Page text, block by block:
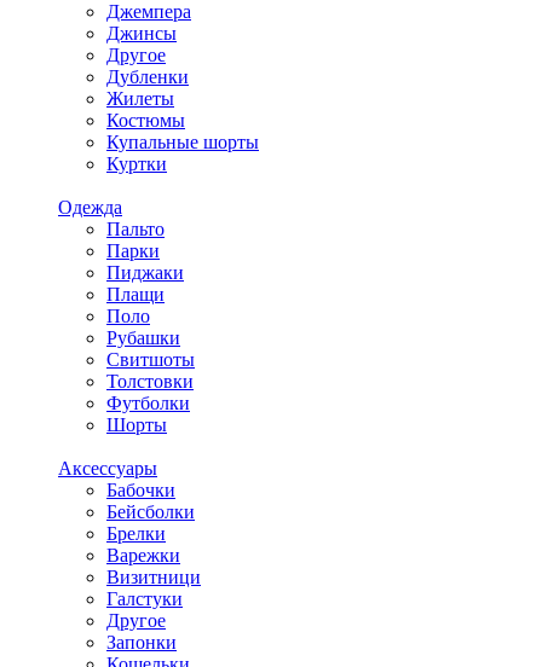
Джемпера
Джинсы
Другое
Дубленки
Жилеты
Костюмы
Купальные шорты
Куртки
Одежда
Пальто
Парки
Пиджаки
Плащи
Поло
Рубашки
Свитшоты
Толстовки
Футболки
Шорты
Аксессуары
Бабочки
Бейсболки
Брелки
Варежки
Визитници
Галстуки
Другое
Запонки